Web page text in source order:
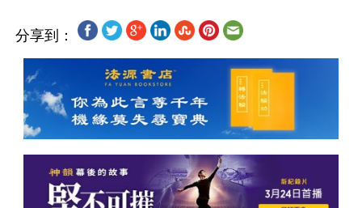
分享到：